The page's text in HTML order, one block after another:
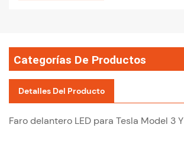
Categorías De Productos
Detalles Del Producto
Faro delantero LED para Tesla Model 3 Y